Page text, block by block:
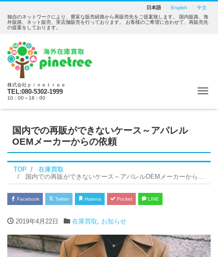
日本語 English
中文
独自のネットワークにより、豊富な販売経路から再販売先をご提案致します。 国内販路、海
外販路、ネット販売、実店舗販売を行っております。 お客様のご希望に合わせて、再販売先
の提案をしております。
株式会社ｐｉｎｅｔｒｅｅ
TEL:080-5302-1999
10：00～18：00
国内での再販ができないケース～アパレル
OEMメーカーからの依頼
TOP
在庫買取
国内での再販ができないケース～アパレルOEMメーカーからの依頼
Facebook Twitter Hatena Pocket LINE
2019年4月22日 在庫買取 , お知らせ